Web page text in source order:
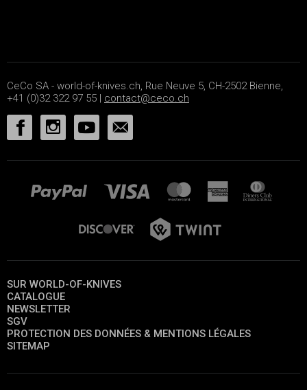
CeCo SA - world-of-knives.ch, Rue Neuve 5, CH-2502 Bienne,
+41 (0)32 322 97 55 | contact@ceco.ch
SUR WORLD-OF-KNIVES
CATALOGUE
NEWSLETTER
SGV
PROTECTION DES DONNÉES & MENTIONS LÉGALES
SITEMAP